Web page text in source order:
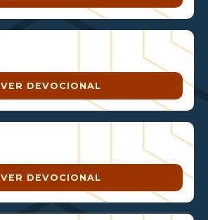
VER DEVOCIONAL
VER DEVOCIONAL